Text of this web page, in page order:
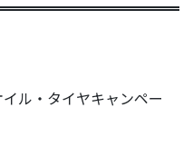
ル・タイヤキャンペー